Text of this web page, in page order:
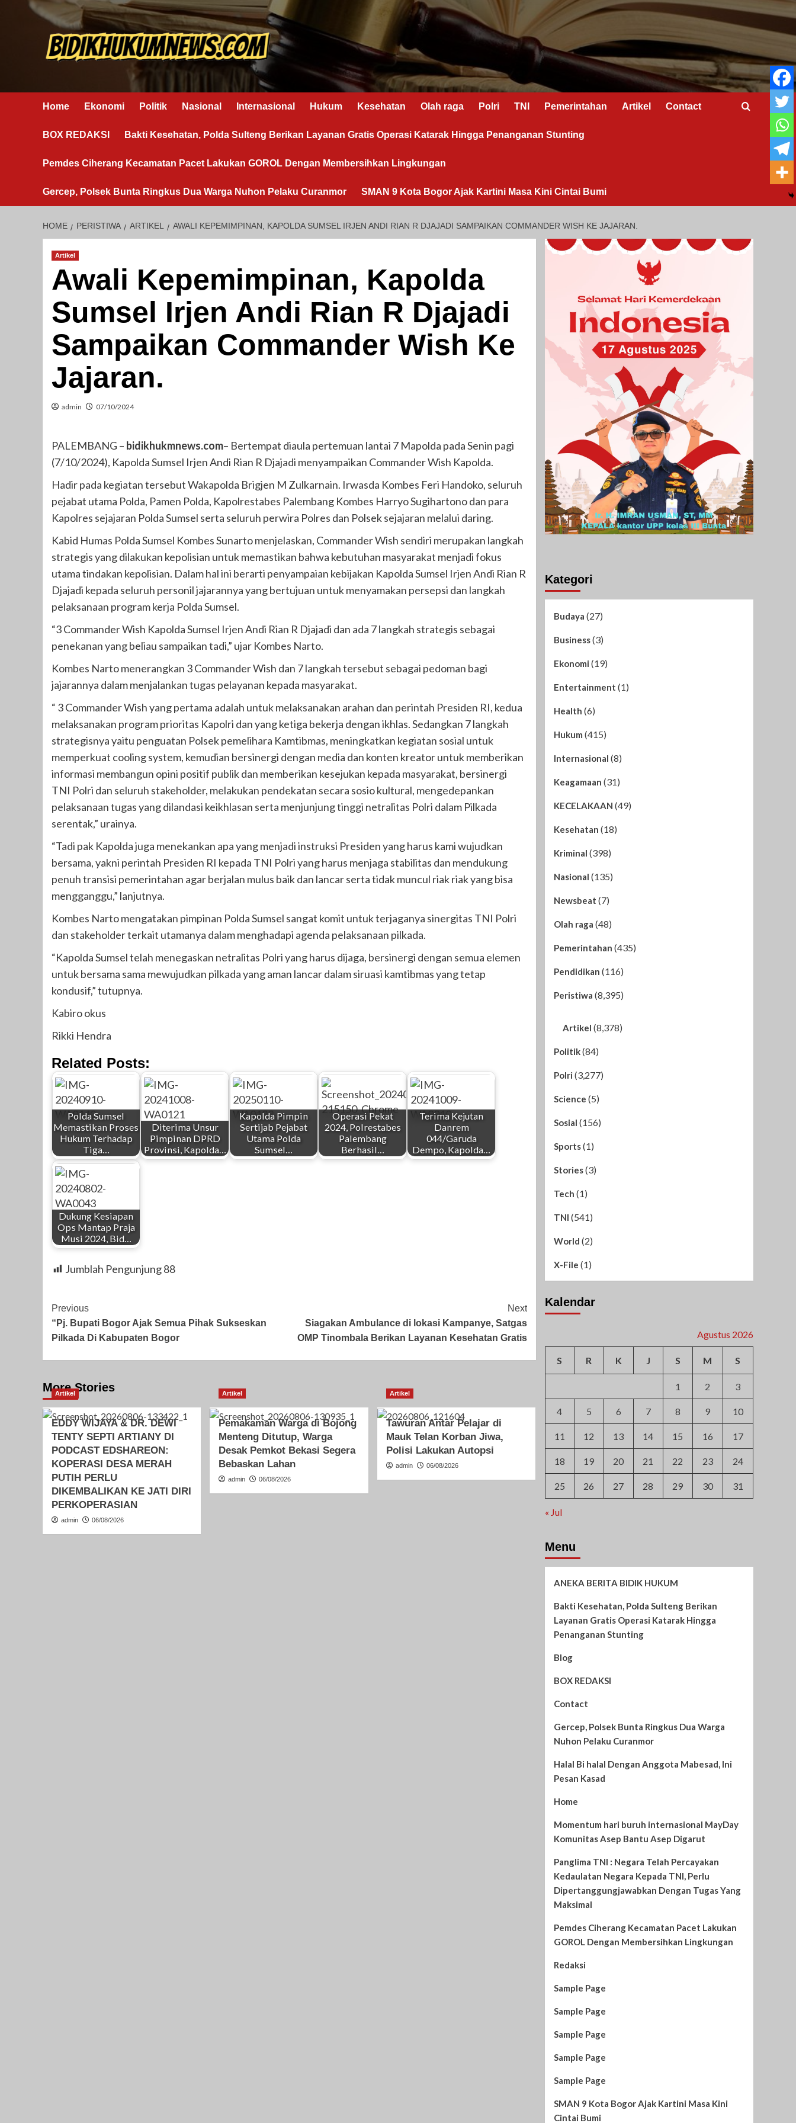
Home Ekonomi Politik Nasional Internasional Hukum Kesehatan Olah raga Polri TNI Pemerintahan Artikel Contact
BOX REDAKSI Bakti Kesehatan, Polda Sulteng Berikan Layanan Gratis Operasi Katarak Hingga Penanganan Stunting
Pemdes Ciherang Kecamatan Pacet Lakukan GOROL Dengan Membersihkan Lingkungan
Gercep, Polsek Bunta Ringkus Dua Warga Nuhon Pelaku Curanmor SMAN 9 Kota Bogor Ajak Kartini Masa Kini Cintai Bumi
HOME PERISTIWA ARTIKEL AWALI KEPEMIMPINAN, KAPOLDA SUMSEL IRJEN ANDI RIAN R DJAJADI SAMPAIKAN COMMANDER WISH KE JAJARAN.
Artikel
Awali Kepemimpinan, Kapolda
Sumsel Irjen Andi Rian R Djajadi
Sampaikan Commander Wish Ke
Jajaran.
admin 07/10/2024
PALEMBANG – bidikhukmnews.com– Bertempat diaula pertemuan lantai 7 Mapolda pada Senin pagi
(7/10/2024), Kapolda Sumsel Irjen Andi Rian R Djajadi menyampaikan Commander Wish Kapolda.
Hadir pada kegiatan tersebut Wakapolda Brigjen M Zulkarnain. Irwasda Kombes Feri Handoko, seluruh
pejabat utama Polda, Pamen Polda, Kapolrestabes Palembang Kombes Harryo Sugihartono dan para
Kapolres sejajaran Polda Sumsel serta seluruh perwira Polres dan Polsek sejajaran melalui daring.
Kabid Humas Polda Sumsel Kombes Sunarto menjelaskan, Commander Wish sendiri merupakan langkah
strategis yang dilakukan kepolisian untuk memastikan bahwa kebutuhan masyarakat menjadi fokus
utama tindakan kepolisian. Dalam hal ini berarti penyampaian kebijakan Kapolda Sumsel Irjen Andi Rian R
Djajadi kepada seluruh personil jajarannya yang bertujuan untuk menyamakan persepsi dan langkah
pelaksanaan program kerja Polda Sumsel.
“3 Commander Wish Kapolda Sumsel Irjen Andi Rian R Djajadi dan ada 7 langkah strategis sebagai
penekanan yang beliau sampaikan tadi,” ujar Kombes Narto.
Kombes Narto menerangkan 3 Commander Wish dan 7 langkah tersebut sebagai pedoman bagi
jajarannya dalam menjalankan tugas pelayanan kepada masyarakat.
“ 3 Commander Wish yang pertama adalah untuk melaksanakan arahan dan perintah Presiden RI, kedua
melaksanakan program prioritas Kapolri dan yang ketiga bekerja dengan ikhlas. Sedangkan 7 langkah
strategisnya yaitu penguatan Polsek pemelihara Kamtibmas, meningkatkan kegiatan sosial untuk
memperkuat cooling system, kemudian bersinergi dengan media dan konten kreator untuk memberikan
informasi membangun opini positif publik dan memberikan kesejukan kepada masyarakat, bersinergi
TNI Polri dan seluruh stakeholder, melakukan pendekatan secara sosio kultural, mengedepankan
pelaksanaan tugas yang dilandasi keikhlasan serta menjunjung tinggi netralitas Polri dalam Pilkada
serentak,” urainya.
“Tadi pak Kapolda juga menekankan apa yang menjadi instruksi Presiden yang harus kami wujudkan
bersama, yakni perintah Presiden RI kepada TNI Polri yang harus menjaga stabilitas dan mendukung
penuh transisi pemerintahan agar berjalan mulus baik dan lancar serta tidak muncul riak riak yang bisa
mengganggu,” lanjutnya.
Kombes Narto mengatakan pimpinan Polda Sumsel sangat komit untuk terjaganya sinergitas TNI Polri
dan stakeholder terkait utamanya dalam menghadapi agenda pelaksanaan pilkada.
“Kapolda Sumsel telah menegaskan netralitas Polri yang harus dijaga, bersinergi dengan semua elemen
untuk bersama sama mewujudkan pilkada yang aman lancar dalam siruasi kamtibmas yang tetap
kondusif,” tutupnya.
Kabiro okus
Rikki Hendra
Related Posts:
Polda Sumsel
Memastikan Proses
Hukum Terhadap
Tiga…
Diterima Unsur
Pimpinan DPRD
Provinsi, Kapolda…
Kapolda Pimpin
Sertijab Pejabat
Utama Polda
Sumsel…
Operasi Pekat
2024, Polrestabes
Palembang
Berhasil…
Terima Kejutan
Danrem
044/Garuda
Dempo, Kapolda…
Dukung Kesiapan
Ops Mantap Praja
Musi 2024, Bid…
Jumblah Pengunjung88
Post
Navigation
Previous
“Pj. Bupati Bogor Ajak Semua Pihak Sukseskan
Pilkada Di Kabupaten Bogor
Next
Siagakan Ambulance di lokasi Kampanye, Satgas
OMP Tinombala Berikan Layanan Kesehatan Gratis
More Stories
Artikel
EDDY WIJAYA & DR. DEWI
TENTY SEPTI ARTIANY DI
PODCAST EDSHAREON:
KOPERASI DESA MERAH
PUTIH PERLU
DIKEMBALIKAN KE JATI DIRI
PERKOPERASIAN
admin 06/08/2026
Artikel
Pemakaman Warga di Bojong
Menteng Ditutup, Warga
Desak Pemkot Bekasi Segera
Bebaskan Lahan
admin 06/08/2026
Artikel
Tawuran Antar Pelajar di
Mauk Telan Korban Jiwa,
Polisi Lakukan Autopsi
admin 06/08/2026
Kategori
Budaya (27)
Business(3)
Ekonomi (19)
Entertainment (1)
Health (6)
Hukum (415)
Internasional (8)
Keagamaan (31)
KECELAKAAN (49)
Kesehatan (18)
Kriminal (398)
Nasional (135)
Newsbeat (7)
Olah raga (48)
Pemerintahan (435)
Pendidikan (116)
Peristiwa (8,395)
Artikel (8,378)
Politik(84)
Polri (3,277)
Science (5)
Sosial (156)
Sports(1)
Stories(3)
Tech (1)
TNI (541)
World (2)
X-File (1)
Kalendar
Agustus 2026
S R K J S M S
1 2 3
4 5 6 7 8 9 10
11 12 13 14 15 16 17
18 19 20 21 22 23 24
25 26 27 28 29 30 31
« Jul
Menu
ANEKA BERITA BIDIK HUKUM
Bakti Kesehatan, Polda Sulteng Berikan
Layanan Gratis Operasi Katarak Hingga
Penanganan Stunting
Blog
BOX REDAKSI
Contact
Gercep, Polsek Bunta Ringkus Dua Warga
Nuhon Pelaku Curanmor
Halal Bi halal Dengan Anggota Mabesad, Ini
Pesan Kasad
Home
Momentum hari buruh internasional MayDay
Komunitas Asep Bantu Asep Digarut
Panglima TNI : Negara Telah Percayakan
Kedaulatan Negara Kepada TNI, Perlu
Dipertanggungjawabkan Dengan Tugas Yang
Maksimal
Pemdes Ciherang Kecamatan Pacet Lakukan
GOROL Dengan Membersihkan Lingkungan
Redaksi
Sample Page
Sample Page
Sample Page
Sample Page
Sample Page
SMAN 9 Kota Bogor Ajak Kartini Masa Kini
Cintai Bumi